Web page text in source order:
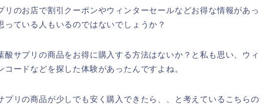
リのお店で割引クーポンやウィンターセールなどお得な情報があっ
っている人もいるのではないでしょうか？
酸サプリの商品をお得に購入する方法はないか？と私も思い、ウィ
コードなどを探した体験があったんですよね。
プリの商品が少しでも安く購入できたら、、と考えているこちらの